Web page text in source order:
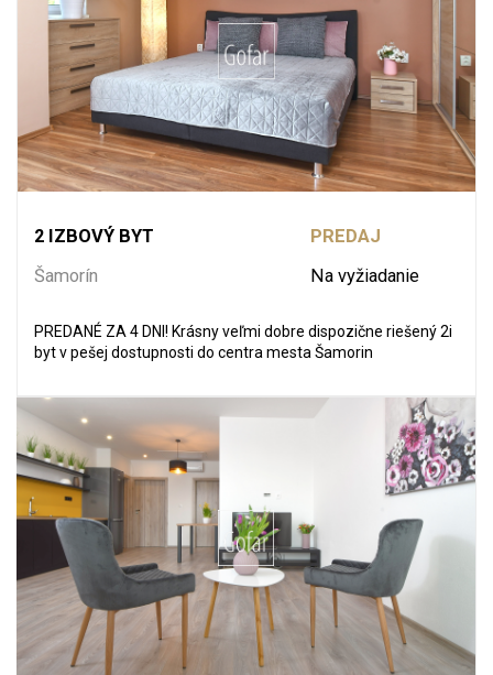
2 IZBOVÝ BYT
Šamorín
PREDAJ
Na vyžiadanie
PREDANÉ ZA 4 DNI! Krásny veľmi dobre dispozične riešený 2i
byt v pešej dostupnosti do centra mesta Šamorin